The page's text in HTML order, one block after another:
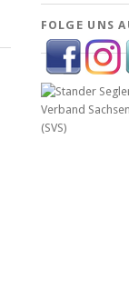
FOLGE UNS